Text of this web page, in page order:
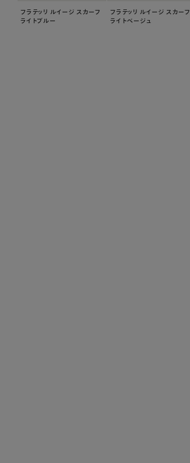
フラテッリ ルイージ スカーフ
ライトブルー
フラテッリ ルイージ スカーフ
ライトベージュ